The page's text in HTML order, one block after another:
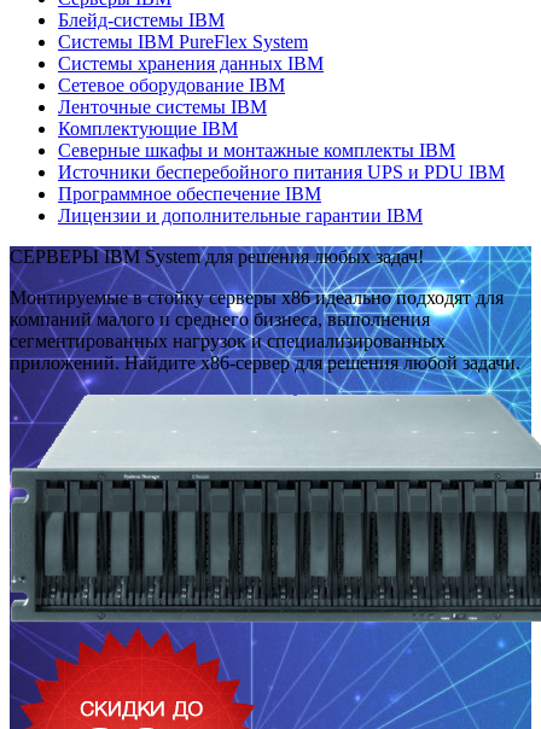
Блейд-системы IBM
Системы IBM PureFlex System
Системы хранения данных IBM
Сетевое оборудование IBM
Ленточные системы IBM
Комплектующие IBM
Северные шкафы и монтажные комплекты IBM
Источники бесперебойного питания UPS и PDU IBM
Программное обеспечение IBM
Лицензии и дополнительные гарантии IBM
СЕРВЕРЫ IBM System для решения любых задач!
Монтируемые в стойку серверы x86 идеально подходят для
компаний малого и среднего бизнеса, выполнения
сегментированных нагрузок и специализированных
приложений. Найдите x86-сервер для решения любой задачи.